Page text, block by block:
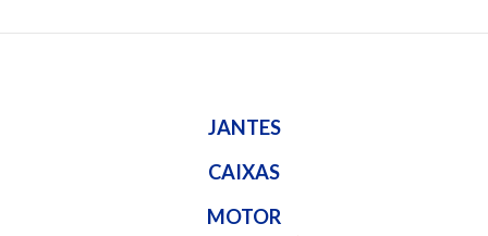
JANTES
CAIXAS
MOTOR